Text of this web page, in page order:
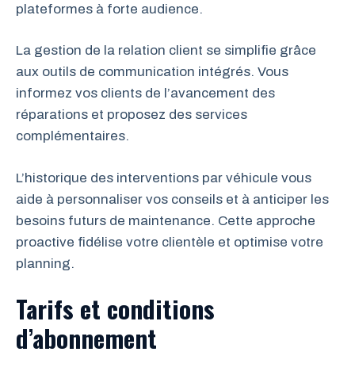
plateformes à forte audience.
La gestion de la relation client se simplifie grâce
aux outils de communication intégrés. Vous
informez vos clients de l’avancement des
réparations et proposez des services
complémentaires.
L’historique des interventions par véhicule vous
aide à personnaliser vos conseils et à anticiper les
besoins futurs de maintenance. Cette approche
proactive fidélise votre clientèle et optimise votre
planning.
Tarifs et conditions
d’abonnement